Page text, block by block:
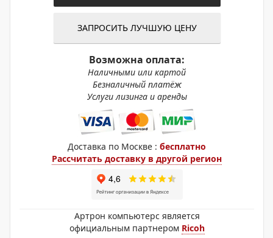
ЗАПРОСИТЬ ЛУЧШУЮ ЦЕНУ
Возможна оплата:
Наличными или картой
Безналичный платёж
Услуги лизинга и аренды
Доставка по Москве : бесплатно
Рассчитать доставку в другой регион
Артрон компьютерс является
официальным партнером Ricoh